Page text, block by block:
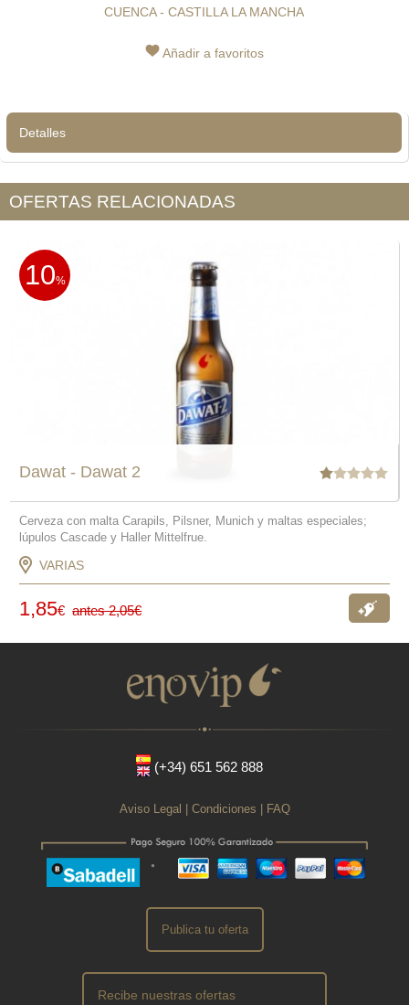
CUENCA - CASTILLA LA MANCHA
Añadir a favoritos
Detalles
OFERTAS RELACIONADAS
10%
Dawat - Dawat 2
Cerveza con malta Carapils, Pilsner, Munich y maltas especiales;
lúpulos Cascade y Haller Mittelfrue.
VARIAS
1,85€antes 2,05€
Ver
(+34) 651 562 888
Aviso Legal Condiciones FAQ
Publica tu oferta
Recibe nuestras ofertas